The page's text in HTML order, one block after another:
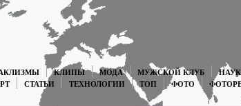
КЛИПЫ МОДА МУЖСКОЙ КЛУБ
СТАТЬИ ТЕХНОЛОГИИ ТОП ФОТО